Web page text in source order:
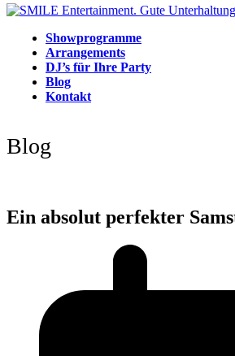
Showprogramme
Arrangements
DJ’s für Ihre Party
Blog
Kontakt
mobile
menu
mobile
menu
Blog
Ein absolut perfekter